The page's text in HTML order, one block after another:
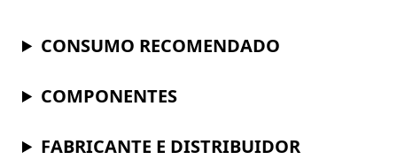
CONSUMO RECOMENDADO
COMPONENTES
FABRICANTE E DISTRIBUIDOR